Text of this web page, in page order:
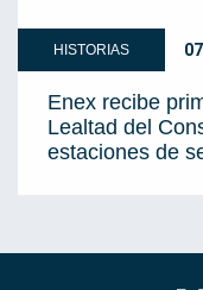
HISTORIAS
Enex recibe
Lealtad del
estaciones de